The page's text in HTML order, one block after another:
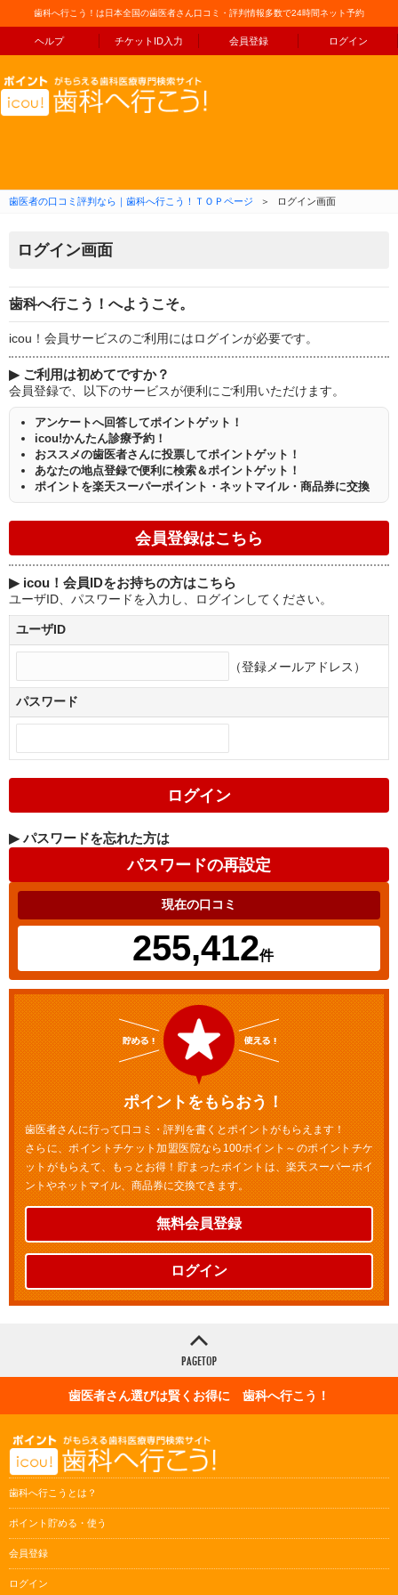
歯科へ行こう！は日本全国の歯医者さん口コミ・評判情報多数で24時間ネット予約
ヘルプ チケットID入力 会員登録 ログイン
コンテンツへ移動
歯医者の口コミ評判なら｜歯科へ行こう！ＴＯＰページ ＞ ログイン画面
ログイン画面
歯科へ行こう！へようこそ。
icou！会員サービスのご利用にはログインが必要です。
▶ ご利用は初めてですか？
会員登録で、以下のサービスが便利にご利用いただけます。
アンケートへ回答してポイントゲット！
icou!かんたん診療予約！
おススメの歯医者さんに投票してポイントゲット！
あなたの地点登録で便利に検索＆ポイントゲット！
ポイントを楽天スーパーポイント・ネットマイル・商品券に交換
▶ icou！会員IDをお持ちの方はこちら
ユーザID、パスワードを入力し、ログインしてください。
ユーザID
（登録メールアドレス）
パスワード
▶ パスワードを忘れた方は
現在の口コミ
255,412件
ポイントをもらおう！
歯医者さんに行って口コミ・評判を書くとポイントがもらえます！
さらに、ポイントチケット加盟医院なら100ポイント～のポイントチケ
ットがもらえて、もっとお得！貯まったポイントは、楽天スーパーポイ
ントやネットマイル、商品券に交換できます。
無料会員登録
ログイン
歯医者さん選びは賢くお得に 歯科へ行こう！
歯科へ行こうとは？
ポイント貯める・使う
会員登録
ログイン